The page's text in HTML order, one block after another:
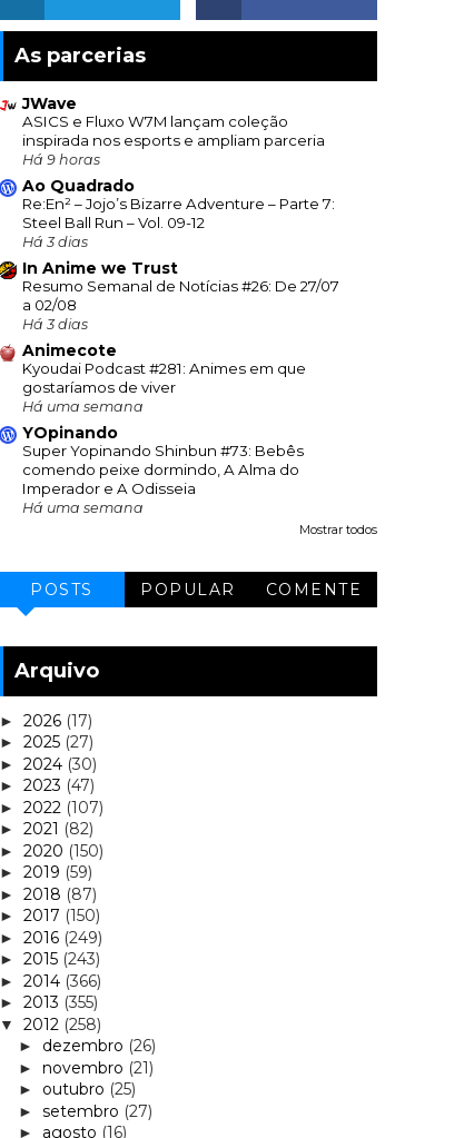
As parcerias
JWave
ASICS e Fluxo W7M lançam coleção
inspirada nos esports e ampliam parceria
Há 9 horas
Ao Quadrado
Re:En² – Jojo’s Bizarre Adventure – Parte 7:
Steel Ball Run – Vol. 09-12
Há 3 dias
In Anime we Trust
Resumo Semanal de Notícias #26: De 27/07
a 02/08
Há 3 dias
Animecote
Kyoudai Podcast #281: Animes em que
gostaríamos de viver
Há uma semana
YOpinando
Super Yopinando Shinbun #73: Bebês
comendo peixe dormindo, A Alma do
Imperador e A Odisseia
Há uma semana
Mostrar todos
POSTS POPULAR COMENTE
Arquivo
► 2026 (17)
► 2025 (27)
► 2024 (30)
► 2023 (47)
► 2022 (107)
► 2021 (82)
► 2020 (150)
► 2019 (59)
► 2018 (87)
► 2017 (150)
► 2016 (249)
► 2015 (243)
► 2014 (366)
► 2013 (355)
▼ 2012 (258)
► dezembro (26)
► novembro (21)
► outubro (25)
► setembro (27)
► agosto (16)